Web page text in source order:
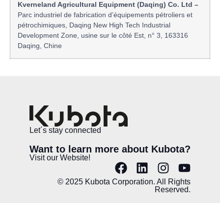
Kverneland Agricultural Equipment (Daqing) Co. Ltd –
Parc industriel de fabrication d’équipements pétroliers et
pétrochimiques, Daqing New High Tech Industrial
Development Zone, usine sur le côté Est, n° 3, 163316
Daqing, Chine
Let´s stay connected
Want to learn more about Kubota?
Visit our Website!
© 2025 Kubota Corporation. All Rights
Reserved.